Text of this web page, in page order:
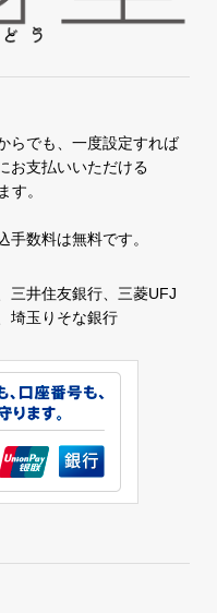
らでも、一度設定すれば
お支払いいただける
す。
数料は無料です。
三井住友銀行、三菱UFJ
埼玉りそな銀行